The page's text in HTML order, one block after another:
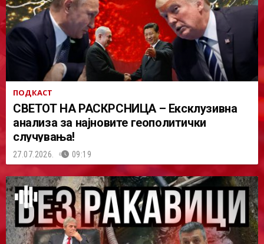
ПОДКАСТ
СВЕТОТ НА РАСКРСНИЦА – Ексклузивна
анализа за најновите геополитички
случувања!
27.07.2026. 09:19